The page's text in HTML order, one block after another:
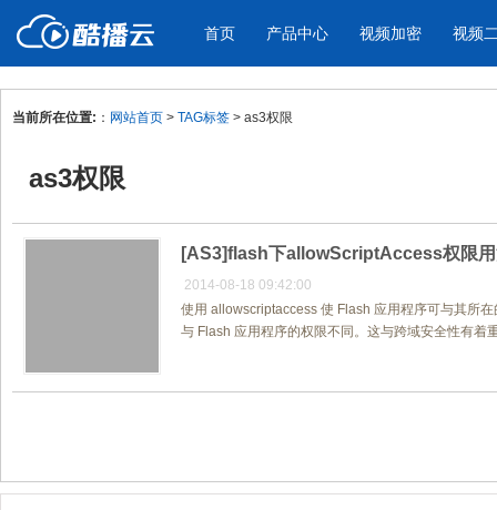
首页 产品中心
产品与新功能
教学课程全终端视频加密
防下载/防盗录/防录屏/防篡改
免费稳定无广
帮助企业视频
视频加密 视频
应用场景
色
内容
工作汇报
当前所在位置: ： 网站首页 > TAG标签 > as3权限
as3权限
[AS3]flash下allowScriptAccess权限
2014-08-18 09:42:00
使用 allowscriptaccess 使 Flash 应用程序可与其所
与 Flash 应用程序的权限不同。这与跨域安全性有着